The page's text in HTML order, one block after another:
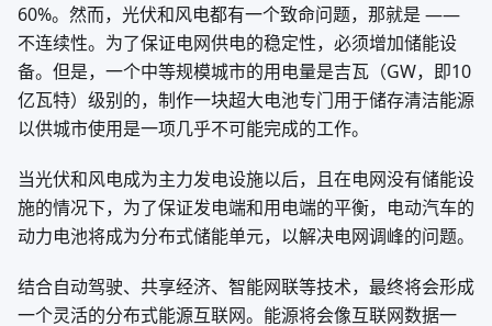
60%。然而，光伏和风电都有一个致命问题，那就是 ——
不连续性。为了保证电网供电的稳定性，必须增加储能设
备。但是，一个中等规模城市的用电量是吉瓦（GW，即10
亿瓦特）级别的，制作一块超大电池专门用于储存清洁能源
以供城市使用是一项几乎不可能完成的工作。
当光伏和风电成为主力发电设施以后，且在电网没有储能设
施的情况下，为了保证发电端和用电端的平衡，电动汽车的
动力电池将成为分布式储能单元，以解决电网调峰的问题。
结合自动驾驶、共享经济、智能网联等技术，最终将会形成
一个灵活的分布式能源互联网。能源将会像互联网数据一